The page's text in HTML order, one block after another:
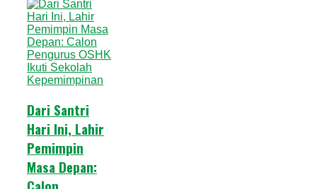
Dari Santri
Hari Ini, Lahir
Pemimpin
Masa Depan: